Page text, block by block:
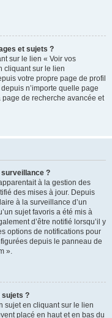
et sujets ?
sur le lien « Voir vos
cliquant sur le lien
votre propre page de profil
n’importe quelle page
de recherche avancée et
?
à la gestion des
des mises à jour. Depuis
à la surveillance d’un
sujet favoris a été mis à
d’être notifié lorsqu’il y
options de notifications pour
depuis le panneau de
».
sujets ?
sujet en cliquant sur le lien
placé en haut et en bas du